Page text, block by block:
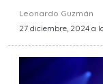
Leonardo Guzmán
27 diciembre, 2024 a